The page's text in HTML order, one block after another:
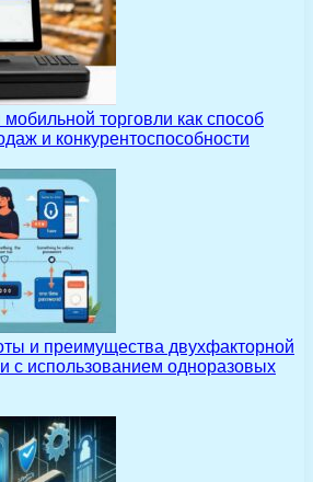
торговли как способ
и конкурентоспособности
и преимущества двухфакторной
с использованием одноразовых